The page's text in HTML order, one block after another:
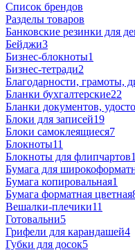
Список брендов
Разделы товаров
Банковские резинки для
Бейджи3
Бизнес-блокноты1
Бизнес-тетради2
Благодарности, грамоты,
Бланки бухгалтерские22
Бланки документов,
Блоки для записей19
Блоки самоклеящиеся7
Блокноты11
Блокноты для флипчартов
Бумага для
Бумага копировальная1
Бумага форматная цветная
Вешалки-плечики11
Готовальни5
Грифели для карандашей4
Губки для досок5